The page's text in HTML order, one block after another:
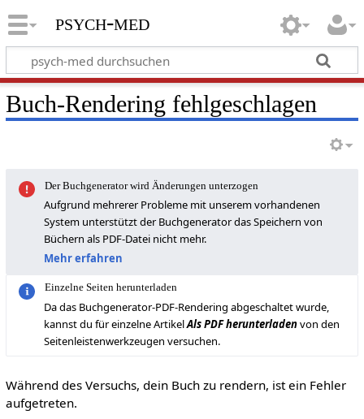
psych-med
Buch-Rendering fehlgeschlagen
Der Buchgenerator wird Änderungen unterzogen
Aufgrund mehrerer Probleme mit unserem vorhandenen
System unterstützt der Buchgenerator das Speichern von
Büchern als PDF-Datei nicht mehr.
Mehr erfahren
Einzelne Seiten herunterladen
Da das Buchgenerator-PDF-Rendering abgeschaltet wurde,
kannst du für einzelne ArtikelAls PDF herunterladenvon den
Seitenleistenwerkzeugen versuchen.
Während des Versuchs, dein Buch zu rendern, ist ein Fehler
aufgetreten.